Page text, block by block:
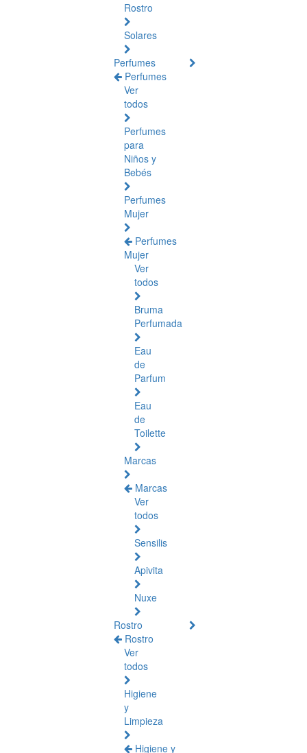
Rostro
Solares
Perfumes
Perfumes
Ver
todos
Perfumes
para
Niños y
Bebés
Perfumes
Mujer
Perfumes
Mujer
Ver
todos
Bruma
Perfumada
Eau
de
Parfum
Eau
de
Toilette
Marcas
Marcas
Ver
todos
Sensilis
Apivita
Nuxe
Rostro
Rostro
Ver
todos
Higiene
y
Limpieza
Higiene y